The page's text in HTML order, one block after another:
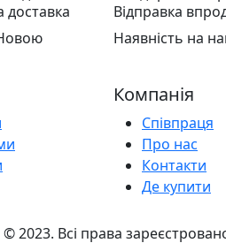
Відправка
Наявність на
Компанія
Співпраця
Про нас
Контакти
Де купити
© 2023. Всі права